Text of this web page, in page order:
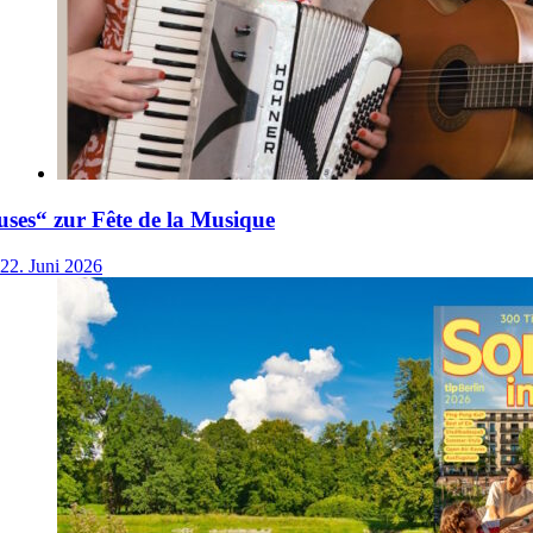
zur Fête de la Musique
22. Juni 2026